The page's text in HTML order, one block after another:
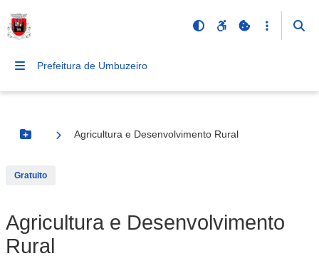
Prefeitura de Umbuzeiro
Botão Menu
Agricultura e Desenvolvimento Rural
Gratuito
Agricultura e Desenvolvimento
Rural